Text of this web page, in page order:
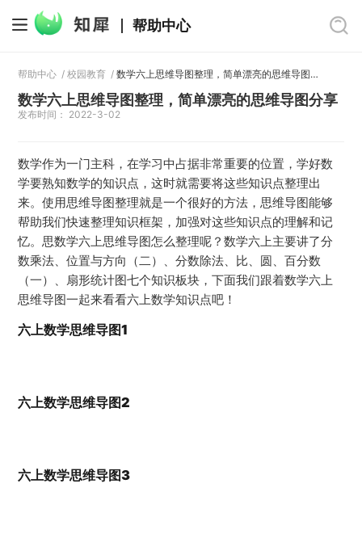
帮助中心
帮助中心 /校园教育 / 数学六上思维导图整理，简单漂亮的思维导图分享
数学六上思维导图整理，简单漂亮的思维导图分享
发布时间： 2022-3-02
数学作为一门主科，在学习中占据非常重要的位置，学好数
学要熟知数学的知识点，这时就需要将这些知识点整理出
来。使用思维导图整理就是一个很好的方法，思维导图能够
帮助我们快速整理知识框架，加强对这些知识点的理解和记
忆。思数学六上思维导图怎么整理呢？数学六上主要讲了分
数乘法、位置与方向（二）、分数除法、比、圆、百分数
（一）、扇形统计图七个知识板块，下面我们跟着数学六上
思维导图一起来看看六上数学知识点吧！
六上数学思维导图1
六上数学思维导图2
六上数学思维导图3